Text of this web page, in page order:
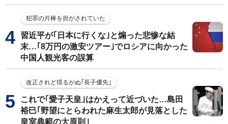
犯罪の片棒を担がされていた
習近平が｢日本に行くな｣と煽った悲惨な結
末…｢8万円の激安ツアー｣でロシアに向かった
中国人観光客の誤算
改正されど揺るがぬ｢長子優先｣
これで｢愛子天皇｣はかえって近づいた…島田
裕巳｢野望にとらわれた麻生太郎が見落とした
皇室典範の大原則｣